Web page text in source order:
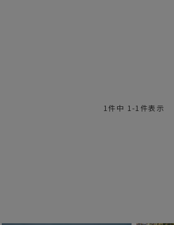
1件中 1 -1 件表示